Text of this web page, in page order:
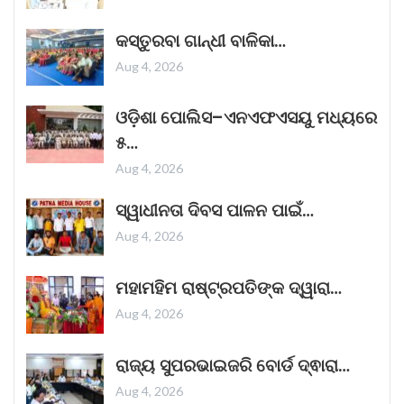
ଦର୍ଶକଙ୍କୁ ପ୍ରଭାବିତ କରିବାରେ ସଫଳ ହୋଇଛି।
ଦୀପାବଳିର ପରଦିନ ଜୋରଦାର ଆରମ୍ଭ ହୋଇଥିବା ଏହି
ଫିଲ୍ମଟି ସପ୍ତାହର କାର୍ଯ୍ୟ ଦିବସଗୁଡ଼ିକରେ
Read More »
October 25, 2025
କୁର୍ଣ୍ଣୁଲ୍ ବସ୍ ଅଗ୍ନିକାଣ୍ଡ ଘଟଣାରେ ଏକ
ଗୁରୁତ୍ୱପୂର୍ଣ୍ଣ ଖୁଲାସା।
ଶୁକ୍ରବାର ସକାଳେ ଆନ୍ଧ୍ରପ୍ରଦେଶର କୁର୍ଣ୍ଣୁଲରେ
ଏକ ବସ୍‌ରେ ନିଆଁ ଲାଗିଯିବାରୁ ୨୦ ଜଣ ପୋଡ଼ି
ମୃତ୍ୟୁବରଣ କରିଛନ୍ତି। ଏହି ଦୁଃଖଦ ଦୁର୍ଘଟଣା ସମଗ୍ର
ଦେଶକୁ ମର୍ମାହତ କରିଛି।
October 25, 2025
କସ୍ତୁରବା ଗାନ୍ଧୀ ବାଳିକା…
Aug 4, 2026
ଓଡ଼ିଶା ପୋଲିସ–ଏନଏଫଏସୟୁ ମଧ୍ୟରେ
୫…
Aug 4, 2026
ସ୍ୱାଧୀନତା ଦିବସ ପାଳନ ପାଇଁ…
Aug 4, 2026
ମହାମହିମ ରାଷ୍ଟ୍ରପତିଙ୍କ ଦ୍ୱାରା…
Aug 4, 2026
ରାଜ୍ୟ ସୁପରଭାଇଜରି ବୋର୍ଡ ଦ୍ଵାରା…
Aug 4, 2026